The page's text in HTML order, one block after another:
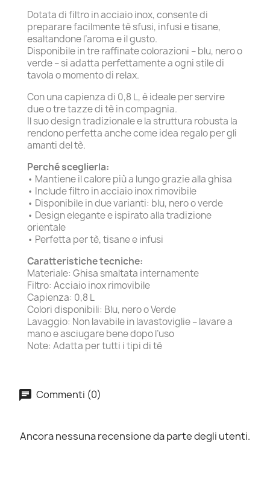
Dotata di filtro in acciaio inox, consente di
preparare facilmente tè sfusi, infusi e tisane,
esaltandone l’aroma e il gusto.
Disponibile in tre raffinate colorazioni – blu, nero o
verde – si adatta perfettamente a ogni stile di
tavola o momento di relax.
Con una capienza di 0,8 L, è ideale per servire
due o tre tazze di tè in compagnia.
Il suo design tradizionale e la struttura robusta la
rendono perfetta anche come idea regalo per gli
amanti del tè.
Perché sceglierla:
• Mantiene il calore più a lungo grazie alla ghisa
• Include filtro in acciaio inox rimovibile
• Disponibile in due varianti: blu, nero o verde
• Design elegante e ispirato alla tradizione
orientale
• Perfetta per tè, tisane e infusi
Caratteristiche tecniche:
Materiale: Ghisa smaltata internamente
Filtro: Acciaio inox rimovibile
Capienza: 0,8 L
Colori disponibili: Blu, nero o Verde
Lavaggio: Non lavabile in lavastoviglie – lavare a
mano e asciugare bene dopo l’uso
Note: Adatta per tutti i tipi di tè
Commenti (0)
Ancora nessuna recensione da parte degli utenti.